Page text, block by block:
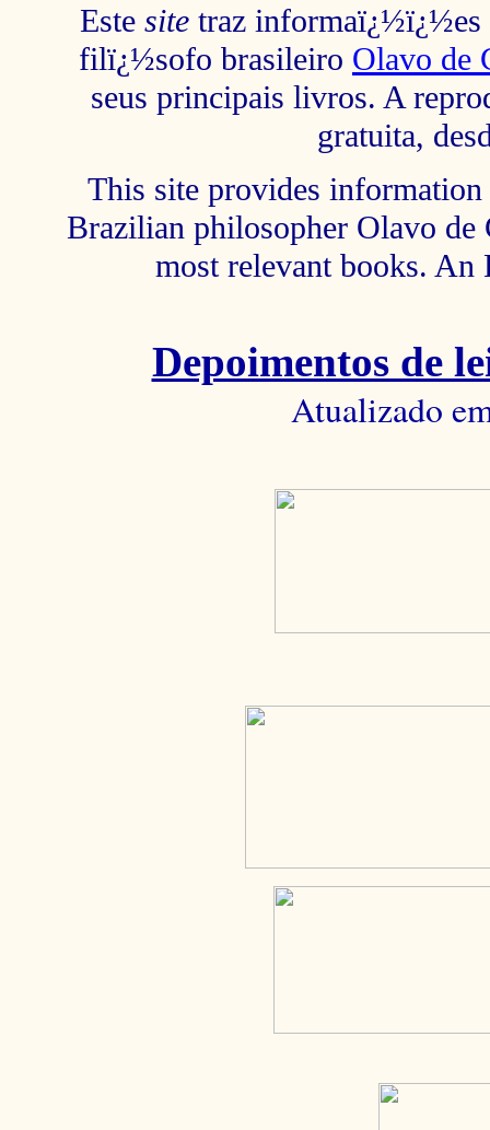
Este site traz informaï¿½ï¿½es
filï¿½sofo brasileiro Olavo de
seus principais livros. A
gratuita,
This site provides
Brazilian philosopher Olavo de
most relevant books.
Depoimentos de
Atualizado